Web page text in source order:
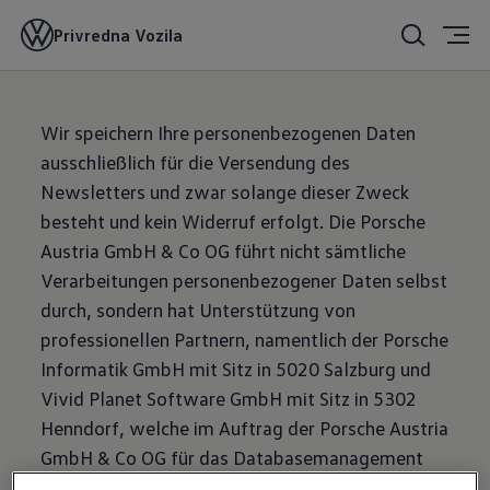
Privredna Vozila
Wir speichern Ihre personenbezogenen Daten
ausschließlich für die Versendung des
Newsletters und zwar solange dieser Zweck
besteht und kein Widerruf erfolgt. Die Porsche
Austria GmbH & Co OG führt nicht sämtliche
Verarbeitungen personenbezogener Daten selbst
durch, sondern hat Unterstützung von
professionellen Partnern, namentlich der Porsche
Informatik GmbH mit Sitz in 5020 Salzburg und
Vivid Planet Software GmbH mit Sitz in 5302
Henndorf, welche im Auftrag der Porsche Austria
GmbH & Co OG für das Databasemanagement